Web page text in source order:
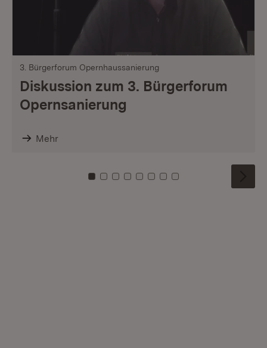
3. Bürgerforum Opernhaussanierung
Diskussion zum 3. Bürgerforum
Opernsanierung
Mehr
Zu Kachel: 0
Zu Kachel: 1
Zu Kachel: 2
Zu Kachel: 3
Zu Kachel: 4
Zu Kachel: 5
Zu Kachel: 6
Zu Kachel: 7